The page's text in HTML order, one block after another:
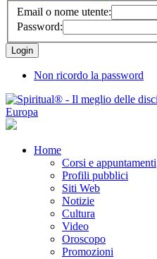
Email o nome utente:
Password:
Non ricordo la password
Home
Corsi e appuntamenti
Profili pubblici
Siti Web
Notizie
Cultura
Video
Oroscopo
Promozioni